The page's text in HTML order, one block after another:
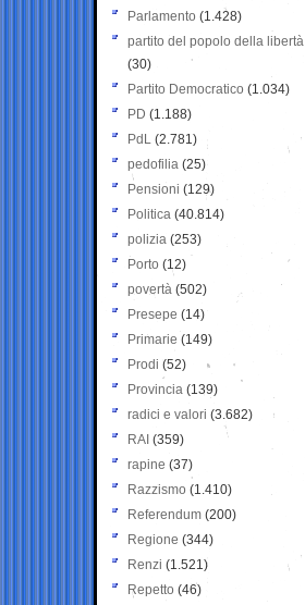
Parlamento (1.428)
partito del popolo della libertà
(30)
Partito Democratico (1.034)
PD (1.188)
PdL (2.781)
pedofilia (25)
Pensioni (129)
Politica (40.814)
polizia (253)
Porto (12)
povertà (502)
Presepe (14)
Primarie (149)
Prodi (52)
Provincia (139)
radici e valori (3.682)
RAI (359)
rapine (37)
Razzismo (1.410)
Referendum (200)
Regione (344)
Renzi (1.521)
Repetto (46)